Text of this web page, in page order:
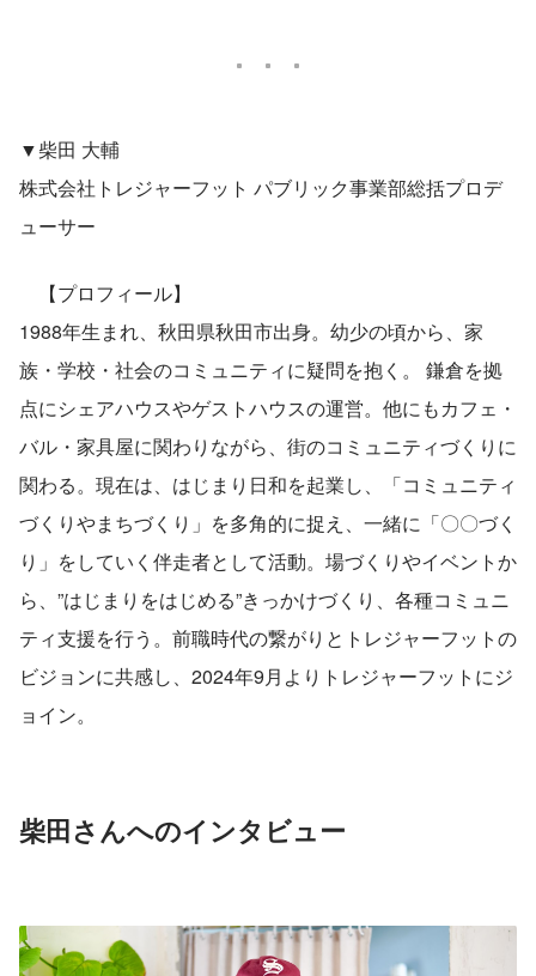
▼柴田 大輔
株式会社トレジャーフット パブリック事業部総括プロデ
ューサー
【プロフィール】
1988年生まれ、秋田県秋田市出身。幼少の頃から、家
族・学校・社会のコミュニティに疑問を抱く。 鎌倉を拠
点にシェアハウスやゲストハウスの運営。他にもカフェ・
バル・家具屋に関わりながら、街のコミュニティづくりに
関わる。現在は、はじまり日和を起業し、「コミュニティ
づくりやまちづくり」を多角的に捉え、一緒に「〇〇づく
り」をしていく伴走者として活動。場づくりやイベントか
ら、”はじまりをはじめる”きっかけづくり、各種コミュニ
ティ支援を行う。前職時代の繋がりとトレジャーフットの
ビジョンに共感し、2024年9月よりトレジャーフットにジ
ョイン。
柴田さんへのインタビュー